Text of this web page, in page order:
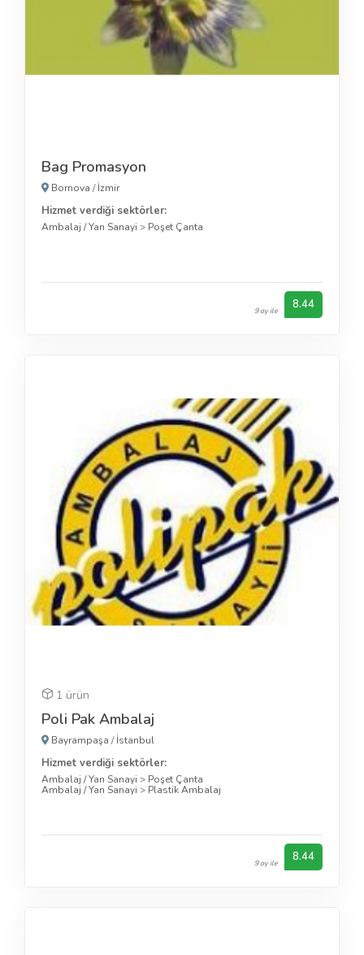
Bag Promasyon
Bornova /İzmir
Hizmet verdiği sektörler:
Ambalaj / Yan Sanayi > Poşet Çanta
9 oy ile 8.44
1 ürün
Poli Pak Ambalaj
Bayrampaşa /İstanbul
Hizmet verdiği sektörler:
Ambalaj / Yan Sanayi > Poşet Çanta
Ambalaj / Yan Sanayi > Plastik Ambalaj
9 oy ile 8.44